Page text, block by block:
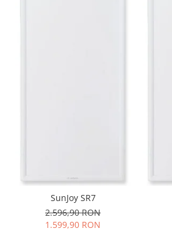
SunJoy SR7
2.596,90 RON
1.599,90 RON